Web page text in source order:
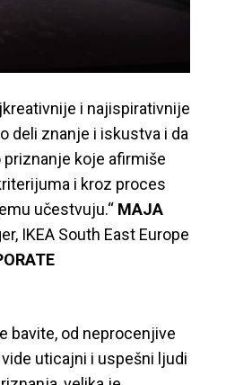
i najispirativnije
deli znanje i iskustva i da
koje afirmiše
i kroz proces
učestvuju.“ MAJA
IKEA South East Europe
bavite, od neprocenjive
uticajni i uspešni ljudi